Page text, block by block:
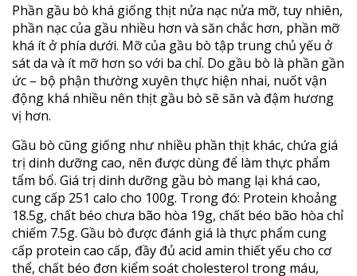
Phần gầu bò khá giống thịt nửa nạc nửa mỡ, tuy nhiên,
phần nạc của gầu nhiều hơn và săn chắc hơn, phần mỡ
khá ít ở phía dưới. Mỡ của gầu bò tập trung chủ yếu ở
sát da và ít mỡ hơn so với ba chỉ. Do gầu bò là phần gần
ức – bộ phận thường xuyên thực hiện nhai, nuốt vận
động khá nhiều nên thịt gầu bò sẽ săn và đậm hương
vị hơn.
Gầu bò cũng giống như nhiều phần thịt khác, chứa giá
trị dinh dưỡng cao, nên được dùng để làm thực phẩm
tẩm bổ. Giá trị dinh dưỡng gầu bò mang lại khá cao,
cung cấp 251 calo cho 100g. Trong đó: Protein khoảng
18.5g, chất béo chưa bão hòa 19g, chất béo bão hòa chỉ
chiếm 7.5g. Gầu bò được đánh giá là thực phẩm cung
cấp protein cao cấp, đầy đủ acid amin thiết yếu cho cơ
thể, chất béo đơn kiểm soát cholesterol trong máu,